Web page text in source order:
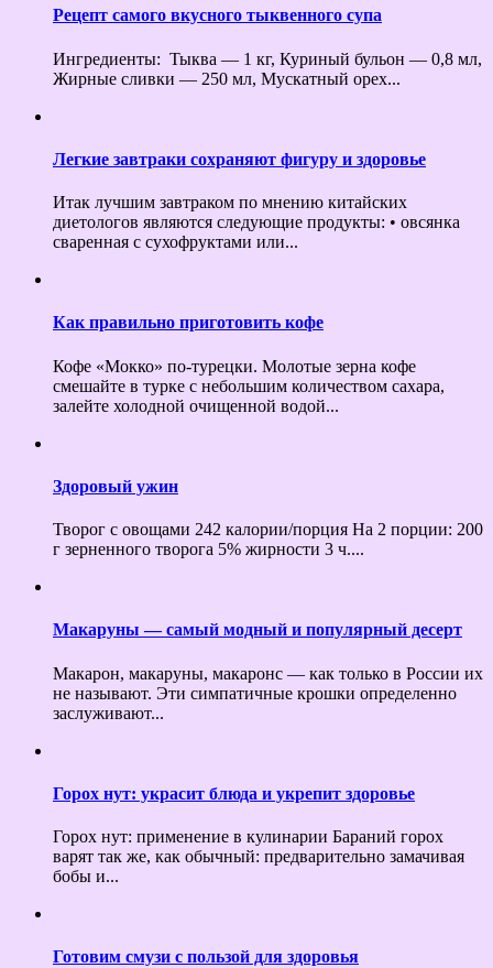
Рецепт самого вкусного тыквенного супа
Ингредиенты: Тыква — 1 кг, Куриный бульон — 0,8 мл,
Жирные сливки — 250 мл, Мускатный орех...
Легкие завтраки сохраняют фигуру и здоровье
Итак лучшим завтраком по мнению китайских
диетологов являются следующие продукты: • овсянка
сваренная с сухофруктами или...
Как правильно приготовить кофе
Кофе «Мокко» по-турецки. Молотые зерна кофе
смешайте в турке с небольшим количеством сахара,
залейте холодной очищенной водой...
Здоровый ужин
Творог с овощами 242 калории/порция На 2 порции: 200
г зерненного творога 5% жирности 3 ч....
Макаруны — самый модный и популярный десерт
Макарон, макаруны, макаронс — как только в России их
не называют. Эти симпатичные крошки определенно
заслуживают...
Горох нут: украсит блюда и укрепит здоровье
Горох нут: применение в кулинарии Бараний горох
варят так же, как обычный: предварительно замачивая
бобы и...
Готовим смузи с пользой для здоровья